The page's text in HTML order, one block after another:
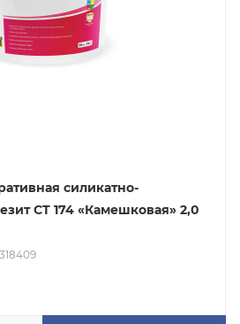
силикатно-
CT 174 «Камешковая» 2,0